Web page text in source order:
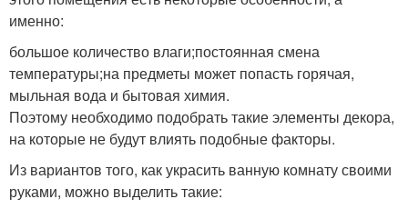
именно:
большое количество влаги;постоянная смена
температуры;на предметы может попасть горячая,
мыльная вода и бытовая химия.
Поэтому необходимо подобрать такие элементы декора,
на которые не будут влиять подобные факторы.
Из вариантов того, как украсить ванную комнату своими
руками, можно выделить такие: